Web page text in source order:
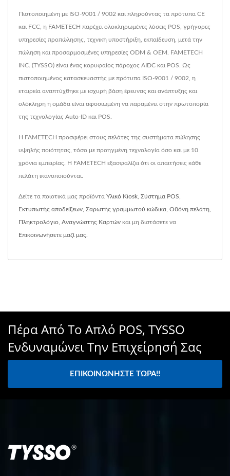
Πιστοποιημένη με ISO-9001 / 9002 και πληρούντας τα πρότυπα CE
και FCC, η FAMETECH παρέχει ολοκληρωμένες λύσεις POS, γρήγορες
υπηρεσίες προπώλησης, τεχνική υποστήριξη, εκπαίδευση, μετά την
πώληση και προσαρμοσμένες υπηρεσίες ODM & OEM. FAMETECH
INC. (TYSSO) είναι ένας κορυφαίος πάροχος AIDC και POS. Ως
πιστοποιημένος κατασκευαστής με πρότυπα ISO-9001 / 9002, η
εταιρεία αναπτύχθηκε με ισχυρή βάση έρευνας και ανάπτυξης και
ολόκληρη η ομάδα είναι αφοσιωμένη να παραμένει στην πρωτοπορία
της τεχνολογίας Auto-ID και POS.
Η FAMETECH προσφέρει στους πελάτες της συστήματα πώλησης
υψηλής ποιότητας, τόσο με προηγμένη τεχνολογία όσο και με 10
χρόνια εμπειρίας. Η FAMETECH εξασφαλίζει ότι οι απαιτήσεις κάθε
πελάτη ικανοποιούνται.
Δείτε τα ποιοτικά μας προϊόντα Υλικό Kiosk Σύστημα POS
Εκτυπωτής αποδείξεων Σαρωτής γραμμωτού κώδικα Οθόνη πελάτη
Πληκτρολόγιο Αναγνώστης Καρτών και μη διστάσετε να
Επικοινωνήσετε μαζί μας
Πέρα Από Το Απλό POS, TYSSO
Ενδυναμώνει Την Επιχείρησή Σας
ΕΠΙΚΟΙΝΩΝΉΣΤΕ ΤΏΡΑ!!